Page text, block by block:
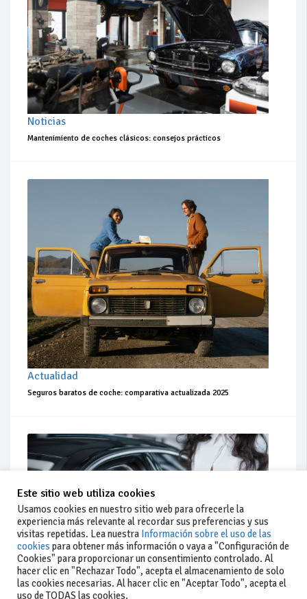
Noticias
Mantenimiento de coches clásicos: consejos prácticos
Actualidad
Seguros baratos de coche: comparativa actualizada 2025
Este sitio web utiliza cookies
Usamos cookies en nuestro sitio web para ofrecerle la
experiencia más relevante al recordar sus preferencias y sus
visitas repetidas. Lea nuestra Información sobre el uso de las
cookies para obtener más información o vaya a "Configuración de
Cookies" para proporcionar un consentimiento controlado. Al
hacer clic en "Rechazar Todo", acepta el almacenamiento de solo
las cookies necesarias. Al hacer clic en "Aceptar Todo", acepta el
uso de TODAS las cookies.